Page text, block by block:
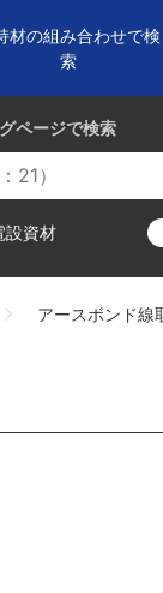
材の組み合わせで検
索
ページで検索
設資材